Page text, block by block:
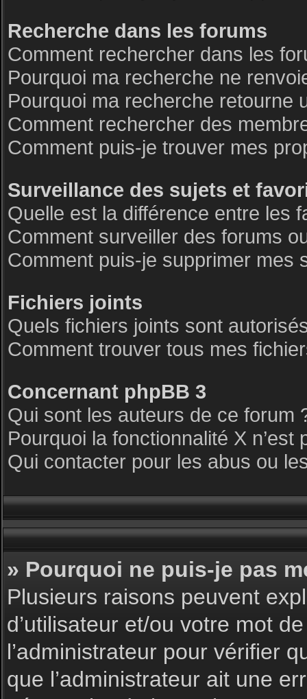
Recherche dans les forums
Comment rechercher dans les
Pourquoi ma recherche ne
Pourquoi ma recherche retourne
Comment rechercher des
Comment puis-je trouver mes
Surveillance des sujets et
Quelle est la différence entre les
Comment surveiller des forums
Comment puis-je supprimer mes
Fichiers joints
Quels fichiers joints sont
Comment trouver tous mes
Concernant phpBB 3
Qui sont les auteurs de ce forum
Pourquoi la fonctionnalité X n’est
Qui contacter pour les abus ou
» Pourquoi ne puis-je pas
Plusieurs raisons peuvent
d’utilisateur et/ou votre mot
l’administrateur pour vérifier
que l’administrateur ait une